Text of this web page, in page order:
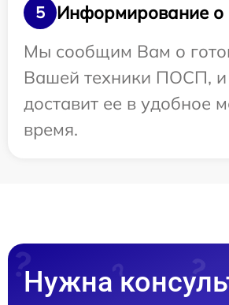
5
Информирование о
Мы сообщим Вам о
Вашей техники ПОСП, и
доставит ее в удобное
время.
Нужна